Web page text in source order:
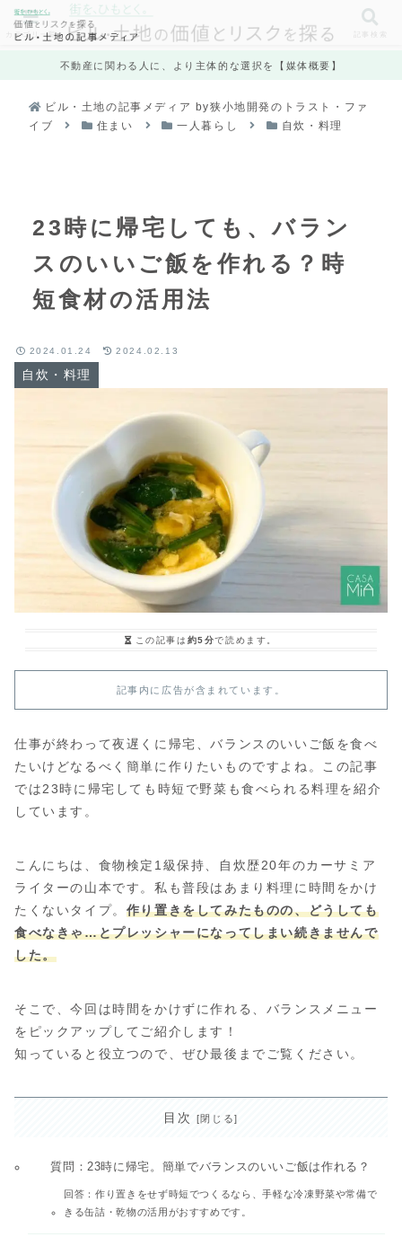
不動産に関わる人に、より主体的な選択を【媒体概要】
ビル・土地の記事メディア by狭小地開発のトラスト・ファ
イブ
住まい 一人暮らし 自炊・料理
23時に帰宅しても、バラン
スのいいご飯を作れる？時
短食材の活用法
自炊・料理
2024.01.24 2024.02.13
この記事は 約5分で読めます。
記事内に広告が含まれています。
仕事が終わって夜遅くに帰宅、バランスのいいご飯を食べ
たいけどなるべく簡単に作りたいものですよね。この記事
では23時に帰宅しても時短で野菜も食べられる料理を紹介
しています。
こんにちは、食物検定1級保持、自炊歴20年のカーサミア
ライターの山本です。私も普段はあまり料理に時間をかけ
たくないタイプ。 作り置きをしてみたものの、どうしても
食べなきゃ…とプレッシャーになってしまい続きませんで
した。
そこで、今回は時間をかけずに作れる、バランスメニュー
をピックアップしてご紹介します！
知っていると役立つので、ぜひ最後までご覧ください。
目次
質問：23時に帰宅。簡単でバランスのいいご飯は作れる？
回答：作り置きをせず時短でつくるなら、手軽な冷凍野菜や常備で
きる缶詰・乾物の活用がおすすめです。
カテゴリ一覧